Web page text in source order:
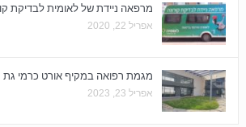
מרפאה ניידת של לאומית לבדיקת
אפריל 22, 2020
מגמת רפואה במקיף אורט כרמי גת
אפריל 23, 2023